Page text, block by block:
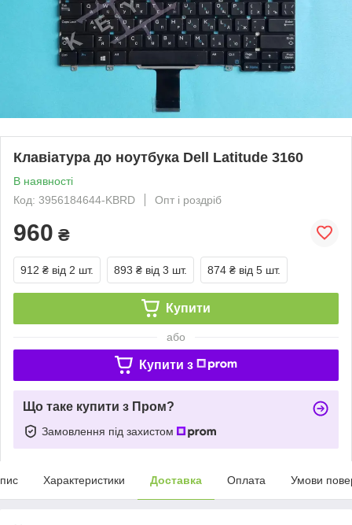
Клавіатура до ноутбука Dell Latitude 3160
В наявності
Код: 3956184644-KBRD
Опт і роздріб
960 ₴
912 ₴ від 2 шт. 893 ₴ від 3 шт. 874 ₴ від 5 шт.
Купити
або
Купити з
Що таке купити з Пром?
Замовлення під захистом
Характеристики Доставка Оплата Умови